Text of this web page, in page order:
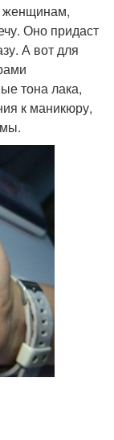
женщинам,
Оно придаст
А вот для
тона лака,
к маникюру,